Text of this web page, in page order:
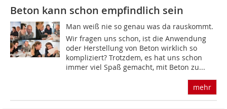
Beton kann schon empfindlich sein
Man weiß nie so genau was da rauskommt.
Wir fragen uns schon, ist die Anwendung
oder Herstellung von Beton wirklich so
kompliziert? Trotzdem, es hat uns schon
immer viel Spaß gemacht, mit Beton zu...
mehr